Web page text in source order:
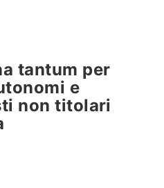
tantum per
e
non titolari